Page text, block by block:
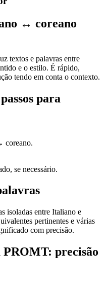
↔ coreano
textos e palavras entre
e o estilo. É rápido,
tendo em conta o contexto.
para
coreano.
se necessário.
isoladas entre Italiano e
pertinentes e várias
com precisão.
precisão